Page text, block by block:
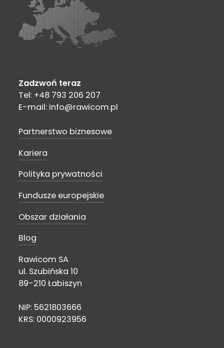
Zadzwoń teraz
Tel: +48 793 206 207
E-mail: info@rawicom.pl
Partnerstwo biznesowe
Kariera
Polityka prywatności
Fundusze europejskie
Obszar działania
Blog
Rawicom SA
ul. Szubińska 10
89-210 Łabiszyn
NIP: 5621803666
KRS: 0000923956